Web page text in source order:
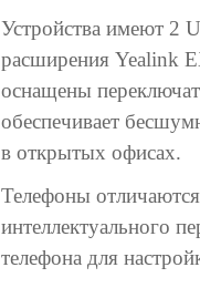
Устройства имеют 2
расширения Yealink
оснащены
обеспечивает
в открытых офисах.
Телефоны
интеллектуального
телефона для